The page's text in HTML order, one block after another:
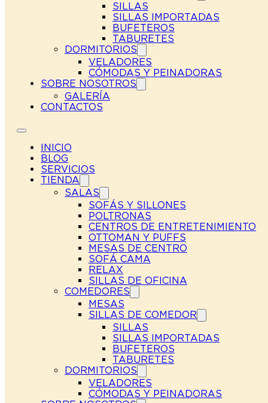
SILLAS
SILLAS IMPORTADAS
BUFETEROS
TABURETES
DORMITORIOS
VELADORES
CÓMODAS Y PEINADORAS
SOBRE NOSOTROS
GALERÍA
CONTACTOS
INICIO
BLOG
SERVICIOS
TIENDA
SALAS
SOFÁS Y SILLONES
POLTRONAS
CENTROS DE ENTRETENIMIENTO
OTTOMAN Y PUFFS
MESAS DE CENTRO
SOFÁ CAMA
RELAX
SILLAS DE OFICINA
COMEDORES
MESAS
SILLAS DE COMEDOR
SILLAS
SILLAS IMPORTADAS
BUFETEROS
TABURETES
DORMITORIOS
VELADORES
CÓMODAS Y PEINADORAS